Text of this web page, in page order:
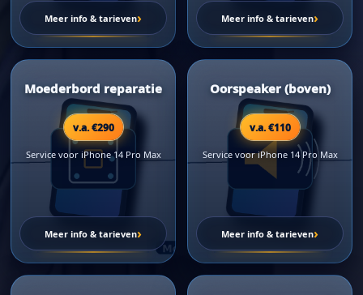
Meer info & tarieven› Meer info & tarieven›
Moederbord reparatie
v.a. €290
Service voor iPhone 14 Pro Max
Meer info & tarieven›
Oorspeaker (boven)
v.a. €110
Service voor iPhone 14 Pro Max
Meer info & tarieven›